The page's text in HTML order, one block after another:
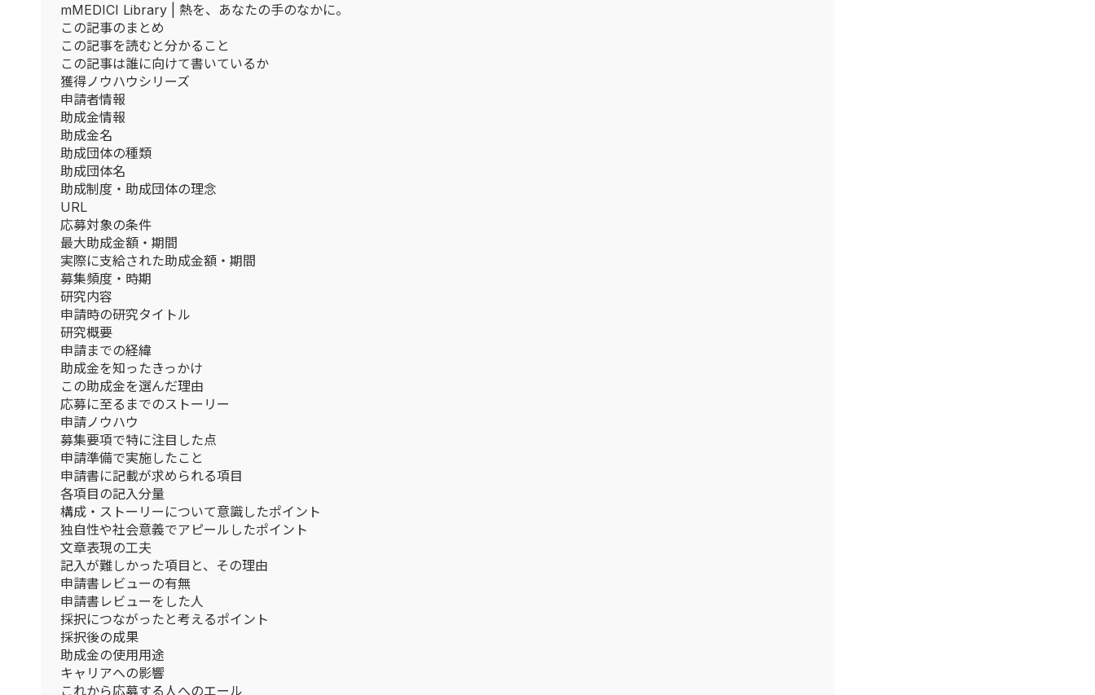
mMEDICI Library | 熱を、あなたの手のなかに。
この記事のまとめ
この記事を読むと分かること
この記事は誰に向けて書いているか
獲得ノウハウシリーズ
申請者情報
助成金情報
助成金名
助成団体の種類
助成団体名
助成制度・助成団体の理念
URL
応募対象の条件
最大助成金額・期間
実際に支給された助成金額・期間
募集頻度・時期
研究内容
申請時の研究タイトル
研究概要
申請までの経緯
助成金を知ったきっかけ
この助成金を選んだ理由
応募に至るまでのストーリー
申請ノウハウ
募集要項で特に注目した点
申請準備で実施したこと
申請書に記載が求められる項目
各項目の記入分量
構成・ストーリーについて意識したポイント
独自性や社会意義でアピールしたポイント
文章表現の工夫
記入が難しかった項目と、その理由
申請書レビューの有無
申請書レビューをした人
採択につながったと考えるポイント
採択後の成果
助成金の使用用途
キャリアへの影響
これから応募する人へのエール